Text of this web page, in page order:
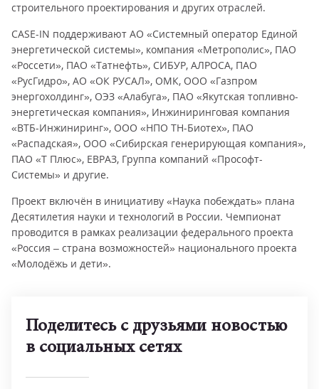
строительного проектирования и других отраслей.
CASE-IN поддерживают АО «Системный оператор Единой
энергетической системы», компания «Метрополис», ПАО
«Россети», ПАО «Татнефть», СИБУР, АЛРОСА, ПАО
«РусГидро», АО «ОК РУСАЛ», ОМК, ООО «Газпром
энергохолдинг», ОЭЗ «Алабуга», ПАО «Якутская топливно-
энергетическая компания», Инжиниринговая компания
«ВТБ-Инжиниринг», ООО «НПО ТН-Биотех», ПАО
«Распадская», ООО «Сибирская генерирующая компания»,
ПАО «Т Плюс», ЕВРАЗ, Группа компаний «Прософт-
Системы» и другие.
Проект включён в инициативу «Наука побеждать» плана
Десятилетия науки и технологий в России. Чемпионат
проводится в рамках реализации федерального проекта
«Россия – страна возможностей» национального проекта
«Молодёжь и дети».
Поделитесь с друзьями новостью
в социальных сетях